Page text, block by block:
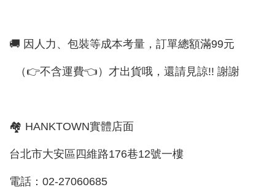
🚚 因人力、包裝等成本考量，訂單總額滿99元
（👉不含運費👈）才出貨哦，還請見諒!! 謝謝
🏘 HANKTOWN實體店面
台北市大安區四維路176巷12號一樓
電話：02-27060685